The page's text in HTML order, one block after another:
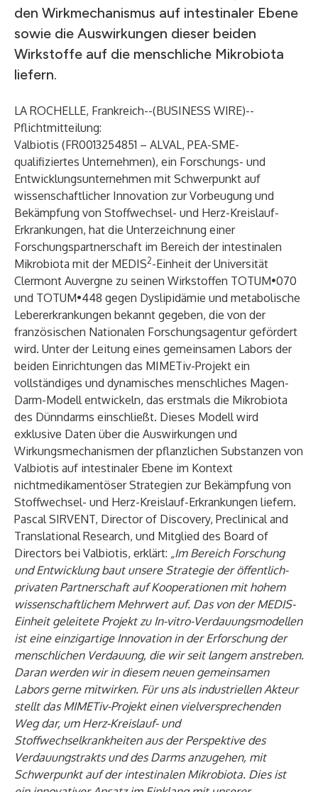
den Wirkmechanismus auf intestinaler Ebene
sowie die Auswirkungen dieser beiden
Wirkstoffe auf die menschliche Mikrobiota
liefern.
LA ROCHELLE, Frankreich--(BUSINESS WIRE)--
Pflichtmitteilung:
Valbiotis (FR0013254851 – ALVAL, PEA-SME-
qualifiziertes Unternehmen), ein Forschungs- und
Entwicklungsunternehmen mit Schwerpunkt auf
wissenschaftlicher Innovation zur Vorbeugung und
Bekämpfung von Stoffwechsel- und Herz-Kreislauf-
Erkrankungen, hat die Unterzeichnung einer
Forschungspartnerschaft im Bereich der intestinalen
Mikrobiota mit der MEDIS2-Einheit der Universität
Clermont Auvergne zu seinen Wirkstoffen TOTUM•070
und TOTUM•448 gegen Dyslipidämie und metabolische
Lebererkrankungen bekannt gegeben, die von der
französischen Nationalen Forschungsagentur gefördert
wird. Unter der Leitung eines gemeinsamen Labors der
beiden Einrichtungen das MIMETiv-Projekt ein
vollständiges und dynamisches menschliches Magen-
Darm-Modell entwickeln, das erstmals die Mikrobiota
des Dünndarms einschließt. Dieses Modell wird
exklusive Daten über die Auswirkungen und
Wirkungsmechanismen der pflanzlichen Substanzen von
Valbiotis auf intestinaler Ebene im Kontext
nichtmedikamentöser Strategien zur Bekämpfung von
Stoffwechsel- und Herz-Kreislauf-Erkrankungen liefern.
Pascal SIRVENT, Director of Discovery, Preclinical and
Translational Research, und Mitglied des Board of
Directors bei Valbiotis, erklärt: „Im Bereich Forschung
und Entwicklung baut unsere Strategie der öffentlich-
privaten Partnerschaft auf Kooperationen mit hohem
wissenschaftlichem Mehrwert auf. Das von der MEDIS-
Einheit geleitete Projekt zu In-vitro-Verdauungsmodellen
ist eine einzigartige Innovation in der Erforschung der
menschlichen Verdauung, die wir seit langem anstreben.
Daran werden wir in diesem neuen gemeinsamen
Labors gerne mitwirken. Für uns als industriellen Akteur
stellt das MIMETiv-Projekt einen vielversprechenden
Weg dar, um Herz-Kreislauf- und
Stoffwechselkrankheiten aus der Perspektive des
Verdauungstrakts und des Darms anzugehen, mit
Schwerpunkt auf der intestinalen Mikrobiota. Dies ist